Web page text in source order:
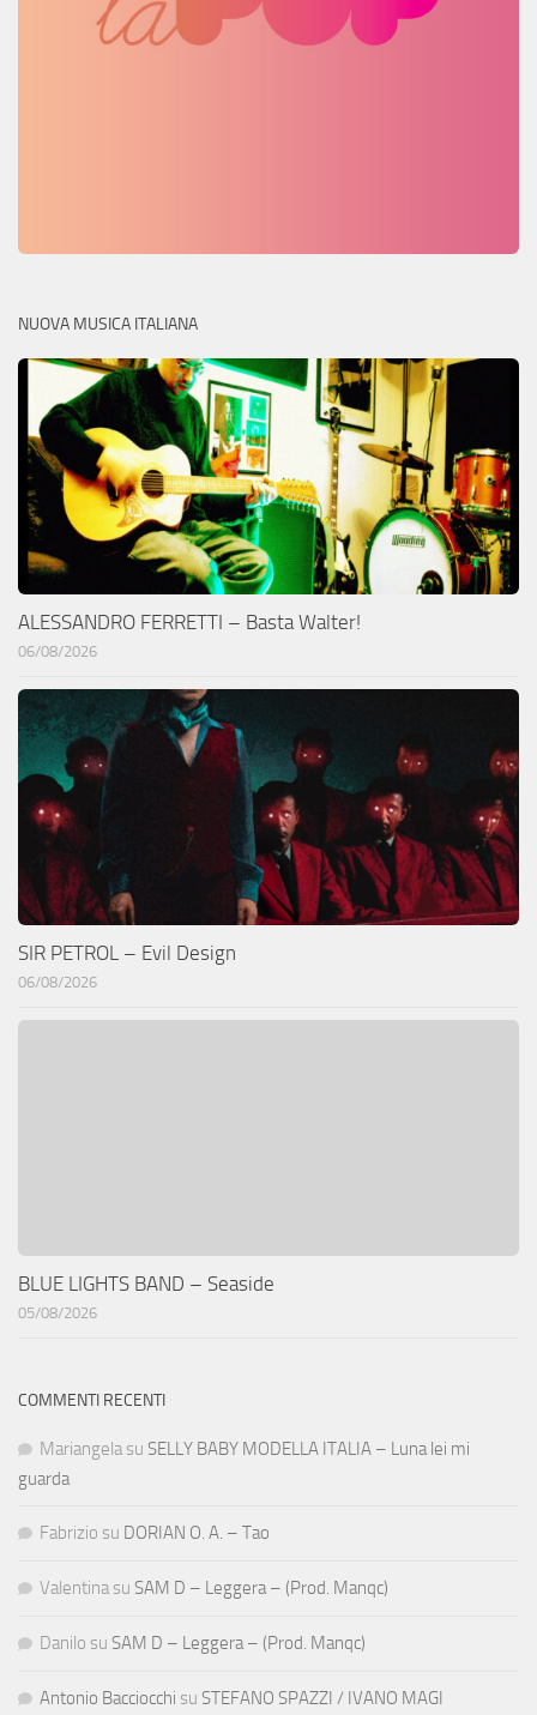
NUOVA MUSICA ITALIANA
ALESSANDRO FERRETTI – Basta Walter!
06/08/2026
SIR PETROL – Evil Design
06/08/2026
BLUE LIGHTS BAND – Seaside
05/08/2026
COMMENTI RECENTI
Mariangela su SELLY BABY MODELLA ITALIA – Luna lei mi
guarda
Fabrizio su DORIAN O. A. – Tao
Valentina su SAM D – Leggera – (Prod. Manqc)
Danilo su SAM D – Leggera – (Prod. Manqc)
Antonio Bacciocchi su STEFANO SPAZZI / IVANO MAGI